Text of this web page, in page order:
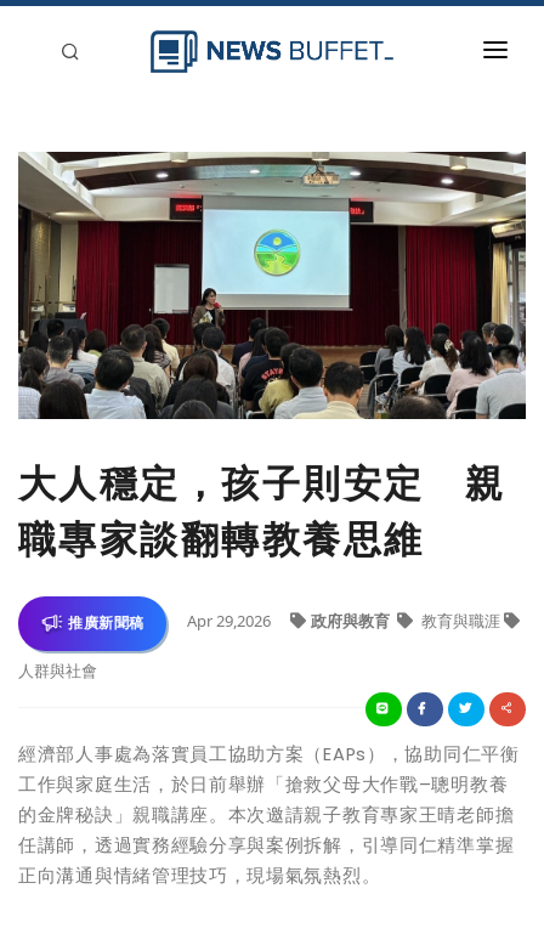
新聞稿分類
登入
大人穩定，孩子則安定 親
職專家談翻轉教養思維
推廣新聞稿 Apr 29,2026 政府與教育 教育與職涯
人群與社會
經濟部人事處為落實員工協助方案（EAPs），協助同仁平衡
工作與家庭生活，於日前舉辦「搶救父母大作戰–聰明教養
的金牌秘訣」親職講座。本次邀請親子教育專家王晴老師擔
任講師，透過實務經驗分享與案例拆解，引導同仁精準掌握
正向溝通與情緒管理技巧，現場氣氛熱烈。